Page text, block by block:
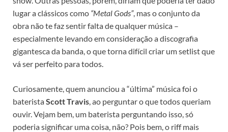
lugar a clássicos como “Metal Gods”, mas o conjunto da
obra não te faz sentir falta de qualquer música –
especialmente levando em consideração a discografia
gigantesca da banda, o que torna difícil criar um setlist que
vá ser perfeito para todos.
Curiosamente, quem anunciou a “última” música foi o
bateristaScott Travis, ao perguntar o que todos queriam
ouvir. Vejam bem, um baterista perguntando isso, só
poderia significar uma coisa, não? Pois bem, o riff mais